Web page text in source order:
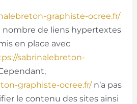
graphiste-ocree.fr/
de liens hypertextes
en place avec
sabrinalebreton-
graphiste-ocree.fr/n’a pas
le contenu des sites ainsi